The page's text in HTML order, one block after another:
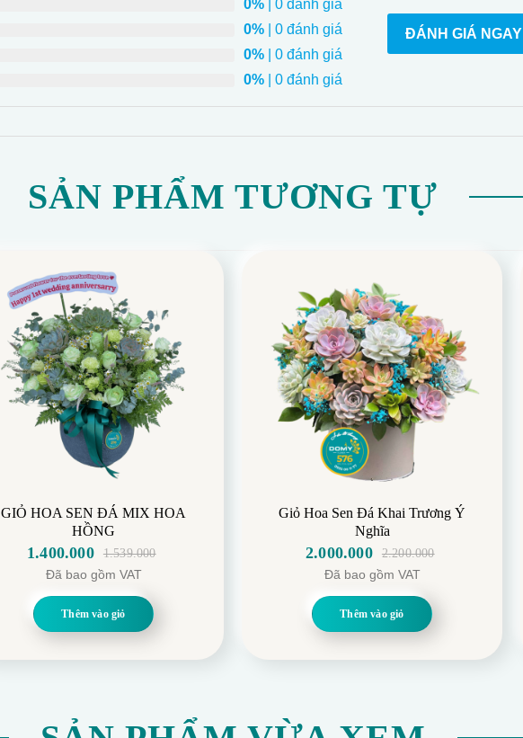
0%| 0 đánh giá
0%| 0 đánh giá
0%| 0 đánh giá
0%| 0 đánh giá
ĐÁNH GIÁ NGAY
SẢN PHẨM TƯƠNG TỰ
GIỎ HOA SEN ĐÁ MIX HOA
HỒNG
1.539.000
là:
1.539.000.
1.400.000
tại
là:
Đã bao gồm VAT
Thêm vào giỏ
Giỏ Hoa Sen Đá Khai Trương Ý
Nghĩa
2.200.000
là:
2.200.000.
2.000.000
tại
là:
Đã bao gồm VAT
Thêm vào giỏ